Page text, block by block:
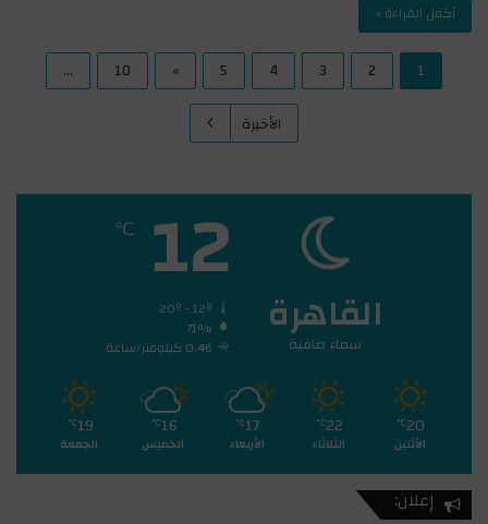
أكمل القراءة »
1
2
3
4
5
»
10
...
الأخيرة
القاهرة
سماء صافية
12
℃
71%
0.46 كيلومتر/ساعة
20
℃
الأثنين
22
℃
الثلاثاء
17
℃
الأربعاء
16
℃
الخميس
19
℃
الجمعة
إعلان: